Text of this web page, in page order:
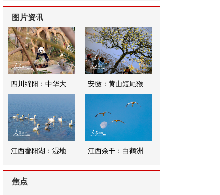
图片资讯
四川绵阳：中华大... 安徽：黄山短尾猴...
江西鄱阳湖：湿地... 江西余干：白鹤洲...
焦点